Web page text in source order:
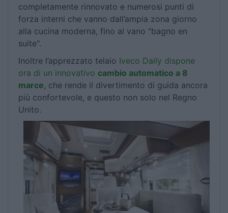
completamente rinnovato e numerosi punti di
forza interni che vanno dall’ampia zona giorno
alla cucina moderna, fino al vano "bagno en
suite".
Inoltre l’apprezzato telaio Iveco Daily dispone
ora di un innovativo cambio automatico a 8
marce, che rende il divertimento di guida ancora
più confortevole, e questo non solo nel Regno
Unito.